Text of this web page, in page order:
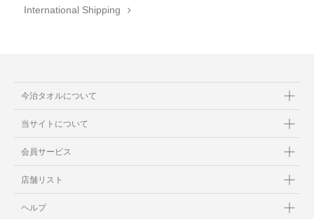
International Shipping
今治タオルについて
当サイトについて
会員サービス
店舗リスト
ヘルプ